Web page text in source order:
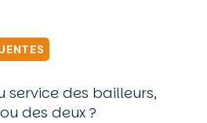
service des bailleurs,
des deux ?